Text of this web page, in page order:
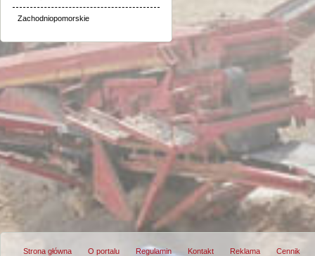
Zachodniopomorskie
Strona główna O portalu Regulamin Kontakt Reklama
Cennik